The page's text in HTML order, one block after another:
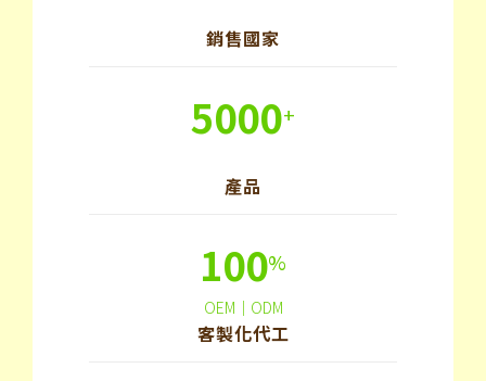
銷售國家
5000+
產品
100%
OEM｜ODM
客製化代工